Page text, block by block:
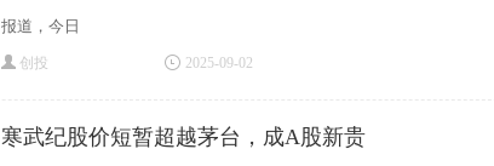
报道，今日
创投 2025-09-02
寒武纪股价短暂超越茅台，成A股新贵